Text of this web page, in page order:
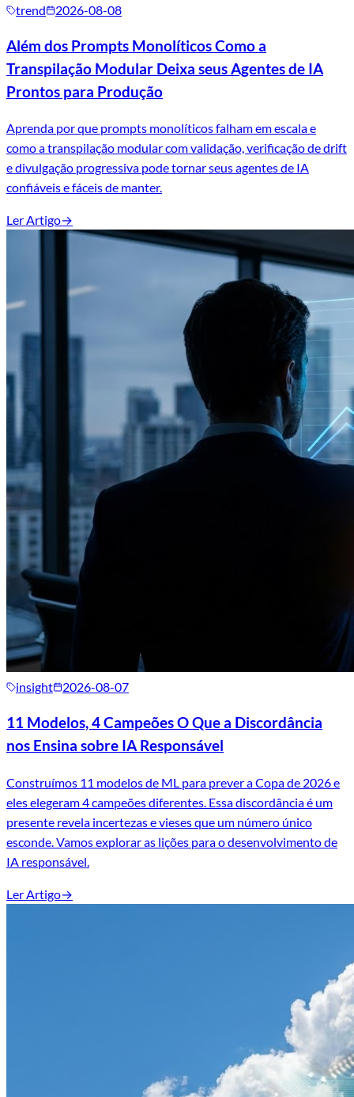
trend 2026-08-08
Além dos Prompts Monolíticos Como a
Transpilação Modular Deixa seus Agentes de IA
Prontos para Produção
Aprenda por que prompts monolíticos falham em escala e
como a transpilação modular com validação, verificação de drift
e divulgação progressiva pode tornar seus agentes de IA
confiáveis e fáceis de manter.
Ler Artigo→
insight 2026-08-07
11 Modelos, 4 Campeões O Que a Discordância
nos Ensina sobre IA Responsável
Construímos 11 modelos de ML para prever a Copa de 2026 e
eles elegeram 4 campeões diferentes. Essa discordância é um
presente revela incertezas e vieses que um número único
esconde. Vamos explorar as lições para o desenvolvimento de
IA responsável.
Ler Artigo→